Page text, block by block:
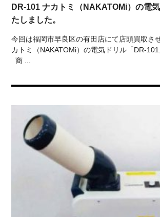
DR-101 ナカトミ（NAKATOMi）の電
たしました。
今回は福岡市早良区の有田店にて店頭買取さ
カトミ（NAKATOMi）の電気ドリル「DR-101
商 ...